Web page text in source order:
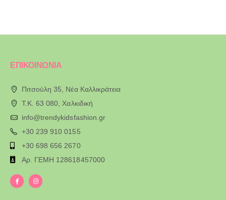
ΕΠΙΚΟΙΝΩΝΙΑ
Πιτσούλη 35, Νέα Καλλικράτεια
T.K. 63 080, Χαλκιδική
info@trendykidsfashion.gr
+30 239 910 0155
+30 698 656 2670
Αρ. ΓΕΜΗ 128618457000